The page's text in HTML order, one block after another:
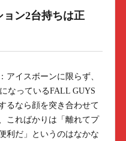
ン2台持ちは正
イスボーンに限らず、
なっているFALL GUYS
るなら顔を突き合わせて
こればかりは「離れてプ
利だ」というのはなかな